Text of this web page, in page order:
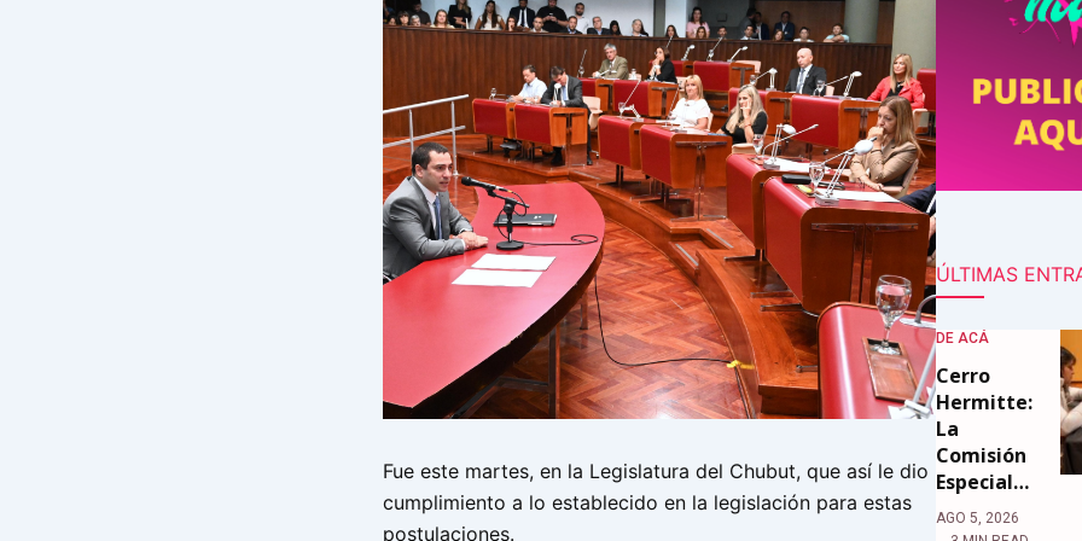
Fue este martes, en la Legislatura del Chubut, que así le dio
cumplimiento a lo establecido en la legislación para estas
postulaciones.
ÚLTIMAS
DE ACÁ
Cerro
Hermitte:
La
Comisión
Especial…
AGO 5, 2026